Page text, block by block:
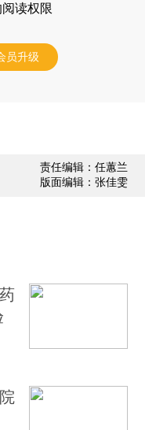
读权限
员升级
责任编辑：任蕙兰
版面编辑：张佳雯